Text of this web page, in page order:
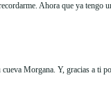
Ahora que ya tengo
Morgana. Y, gracias a ti